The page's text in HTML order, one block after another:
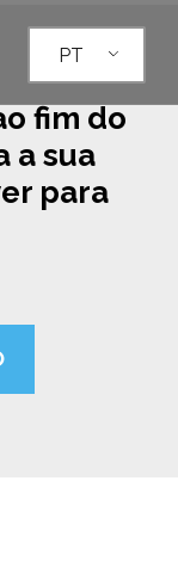
PT
fim do
a sua
para